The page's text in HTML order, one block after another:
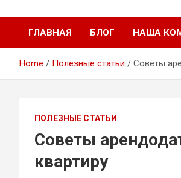
ГЛАВНАЯ БЛОГ НАША
Home Полезные статьи Советы
ПОЛЕЗНЫЕ СТАТЬИ
Советы
квартиру